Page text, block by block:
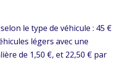
le type de véhicule : 45 €
légers avec une
de 1,50 €, et 22,50 € par